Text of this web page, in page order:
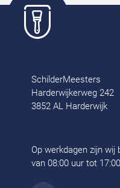
SchilderMeesters
Harderwijkerweg 242
3852 AL Harderwijk
Op werkdagen zijn wij
van 08:00 uur tot